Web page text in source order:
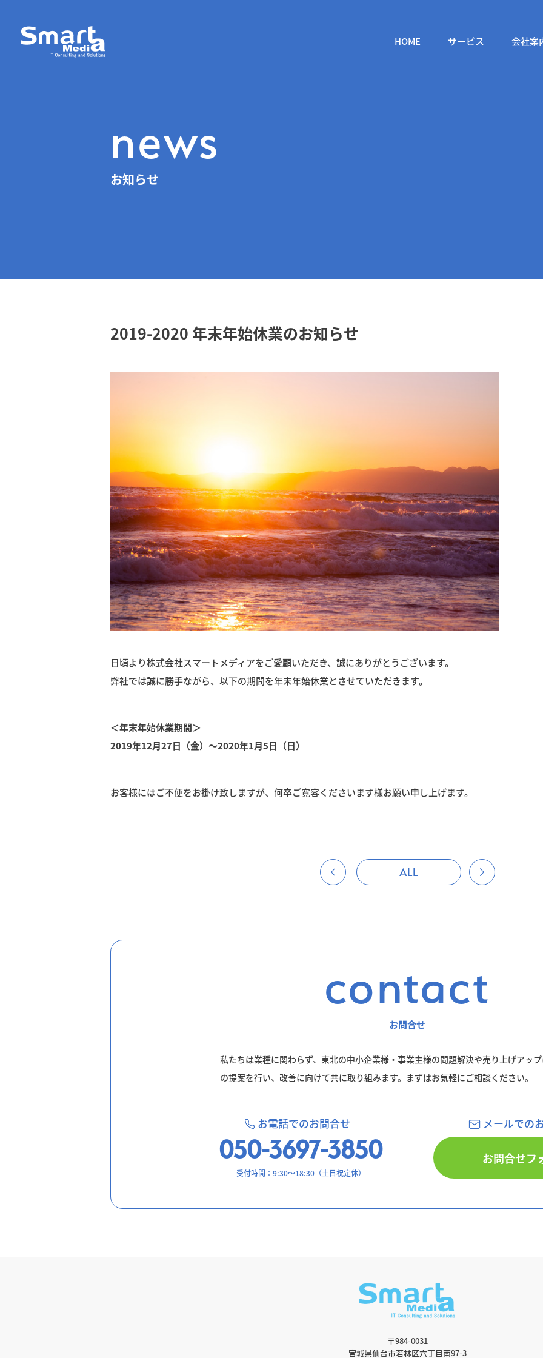
HOME サービス 会社案
news
お知らせ
2019-2020 年末年始休業のお知らせ
日頃より株式会社スマートメディアをご愛顧いただき、誠にありがとうございます。
弊社では誠に勝手ながら、以下の期間を年末年始休業とさせていただきます。
＜年末年始休業期間＞
2019年12月27日（金）～2020年1月5日（日）
お客様にはご不便をお掛け致しますが、何卒ご寛容くださいます様お願い申し上げます。
ALL
contact
お問合せ
私たちは業種に関わらず、東北の中小企業様・事業主様の問題解決や売り上げアッ
の提案を行い、改善に向けて共に取り組みます。まずはお気軽にご相談ください。
お電話でのお問合せ
050-3697-3850
受付時間：9:30〜18:30（土日祝定休）
メールでの
お問合せフ
〒984-0031
宮城県仙台市若林区六丁目南97-3